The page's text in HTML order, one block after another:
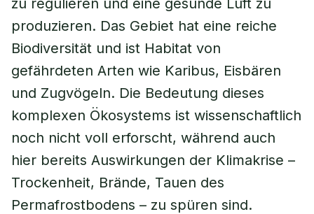
zu regulieren und eine gesunde Luft zu
produzieren. Das Gebiet hat eine reiche
Biodiversität und ist Habitat von
gefährdeten Arten wie Karibus, Eisbären
und Zugvögeln. Die Bedeutung dieses
komplexen Ökosystems ist wissenschaftlich
noch nicht voll erforscht, während auch
hier bereits Auswirkungen der Klimakrise –
Trockenheit, Brände, Tauen des
Permafrostbodens – zu spüren sind.